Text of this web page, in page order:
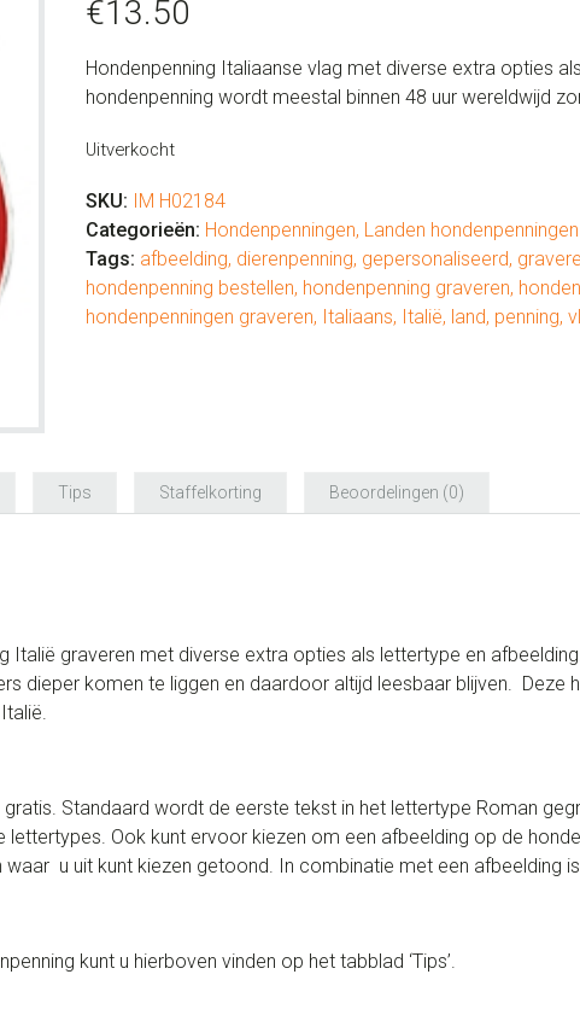
€13.50
Hondenpenning Italiaanse vlag met diverse extra opties
hondenpenning wordt meestal binnen 48 uur wereldwijd
Uitverkocht
SKU: IM H02184
Categorieën: Hondenpenningen, Landen hondenpenningen
Tags: afbeelding, dierenpenning, gepersonaliseerd,
hondenpenning bestellen, hondenpenning graveren,
hondenpenningen graveren, Italiaans, Italië, land, penning,
Tips Staffelkorting Beoordelingen (0)
Italië graveren met diverse extra opties als lettertype en
dieper komen te liggen en daardoor altijd leesbaar blijven. Deze
Standaard wordt de eerste tekst in het lettertype Roman
Ook kunt ervoor kiezen om een afbeelding op de
u uit kunt kiezen getoond. In combinatie met een afbeelding
kunt u hierboven vinden op het tabblad ‘Tips’.